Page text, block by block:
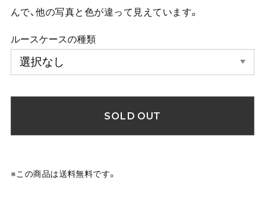
んで、他の写真と色が違って見えています。
ルースケースの種類
SOLD OUT
※この商品は送料無料です。